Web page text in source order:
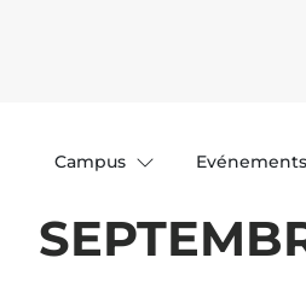
Campus Evénements